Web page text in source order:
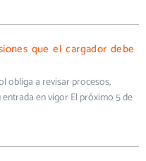
que el cargador debe
obliga a revisar procesos,
en vigor El próximo 5 de